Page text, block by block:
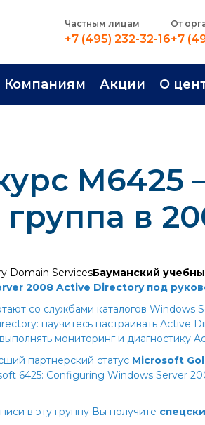
Частным лицам
+7 (495) 232-32-16
От
+7
Компаниям Акции О
О центре
М6425
в
Бауманский
2008 Active Directory под
со службами каталогов
научитесь настраивать
мониторинг и диагностику
партнерский статус Microsoft
6425: Configuring Windows Server
в эту группу Вы получите